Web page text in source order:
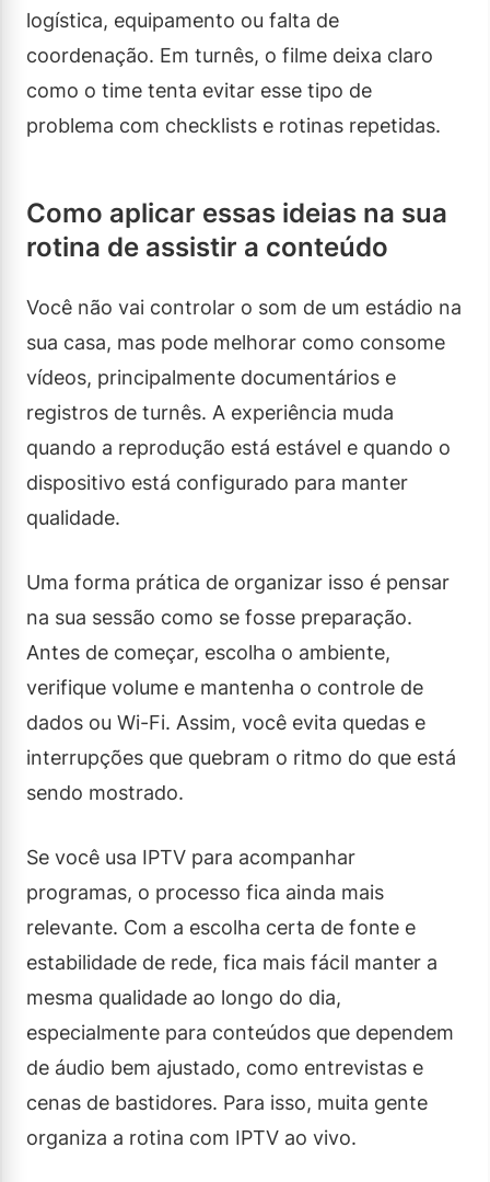
logística, equipamento ou falta de
coordenação. Em turnês, o filme deixa claro
como o time tenta evitar esse tipo de
problema com checklists e rotinas repetidas.
Como aplicar essas ideias na sua
rotina de assistir a conteúdo
Você não vai controlar o som de um estádio na
sua casa, mas pode melhorar como consome
vídeos, principalmente documentários e
registros de turnês. A experiência muda
quando a reprodução está estável e quando o
dispositivo está configurado para manter
qualidade.
Uma forma prática de organizar isso é pensar
na sua sessão como se fosse preparação.
Antes de começar, escolha o ambiente,
verifique volume e mantenha o controle de
dados ou Wi-Fi. Assim, você evita quedas e
interrupções que quebram o ritmo do que está
sendo mostrado.
Se você usa IPTV para acompanhar
programas, o processo fica ainda mais
relevante. Com a escolha certa de fonte e
estabilidade de rede, fica mais fácil manter a
mesma qualidade ao longo do dia,
especialmente para conteúdos que dependem
de áudio bem ajustado, como entrevistas e
cenas de bastidores. Para isso, muita gente
organiza a rotina com IPTV ao vivo.